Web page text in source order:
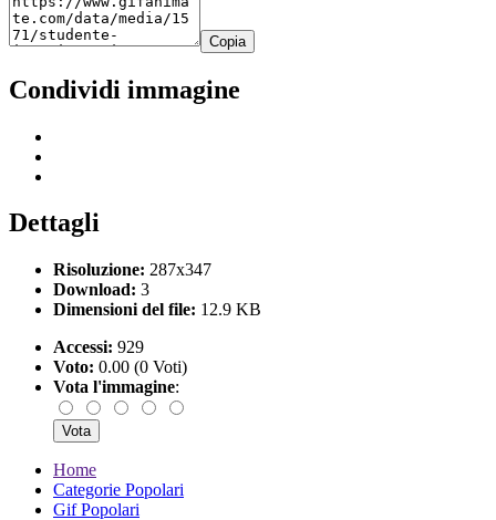
Copia
Condividi immagine
Dettagli
Risoluzione: 287x347
Download: 3
Dimensioni del file: 12.9 KB
Accessi: 929
Voto: 0.00 (0 Voti)
Vota l'immagine:
Home
Categorie Popolari
Gif Popolari